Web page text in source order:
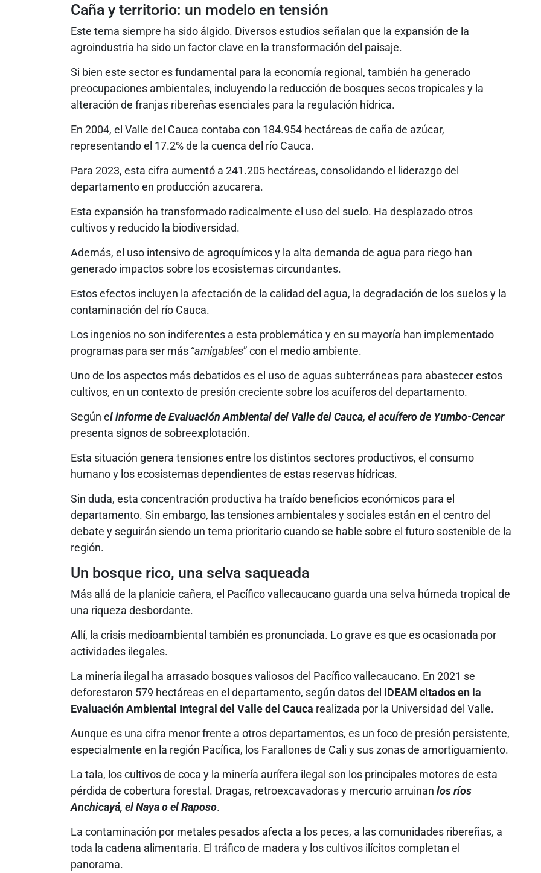
Caña y territorio: un modelo en tensión
Este tema siempre ha sido álgido. Diversos estudios señalan que la expansión de la
agroindustria ha sido un factor clave en la transformación del paisaje.
Si bien este sector es fundamental para la economía regional, también ha generado
preocupaciones ambientales, incluyendo la reducción de bosques secos tropicales y la
alteración de franjas ribereñas esenciales para la regulación hídrica.
En 2004, el Valle del Cauca contaba con 184.954 hectáreas de caña de azúcar,
representando el 17.2% de la cuenca del río Cauca.
Para 2023, esta cifra aumentó a 241.205 hectáreas, consolidando el liderazgo del
departamento en producción azucarera.
Esta expansión ha transformado radicalmente el uso del suelo. Ha desplazado otros
cultivos y reducido la biodiversidad.
Además, el uso intensivo de agroquímicos y la alta demanda de agua para riego han
generado impactos sobre los ecosistemas circundantes.
Estos efectos incluyen la afectación de la calidad del agua, la degradación de los suelos y la
contaminación del río Cauca.
Los ingenios no son indiferentes a esta problemática y en su mayoría han implementado
programas para ser más “amigables” con el medio ambiente.
Uno de los aspectos más debatidos es el uso de aguas subterráneas para abastecer estos
cultivos, en un contexto de presión creciente sobre los acuíferos del departamento.
Según el informe de Evaluación Ambiental del Valle del Cauca, el acuífero de Yumbo-Cencar
presenta signos de sobreexplotación.
Esta situación genera tensiones entre los distintos sectores productivos, el consumo
humano y los ecosistemas dependientes de estas reservas hídricas.
Sin duda, esta concentración productiva ha traído beneficios económicos para el
departamento. Sin embargo, las tensiones ambientales y sociales están en el centro del
debate y seguirán siendo un tema prioritario cuando se hable sobre el futuro sostenible de la
región.
Un bosque rico, una selva saqueada
Más allá de la planicie cañera, el Pacífico vallecaucano guarda una selva húmeda tropical de
una riqueza desbordante.
Allí, la crisis medioambiental también es pronunciada. Lo grave es que es ocasionada por
actividades ilegales.
La minería ilegal ha arrasado bosques valiosos del Pacífico vallecaucano. En 2021 se
deforestaron 579 hectáreas en el departamento, según datos del IDEAM citados en la
Evaluación Ambiental Integral del Valle del Cauca realizada por la Universidad del Valle.
Aunque es una cifra menor frente a otros departamentos, es un foco de presión persistente,
especialmente en la región Pacífica, los Farallones de Cali y sus zonas de amortiguamiento.
La tala, los cultivos de coca y la minería aurífera ilegal son los principales motores de esta
pérdida de cobertura forestal. Dragas, retroexcavadoras y mercurio arruinan los ríos
Anchicayá, el Naya o el Raposo.
La contaminación por metales pesados afecta a los peces, a las comunidades ribereñas, a
toda la cadena alimentaria. El tráfico de madera y los cultivos ilícitos completan el
panorama.